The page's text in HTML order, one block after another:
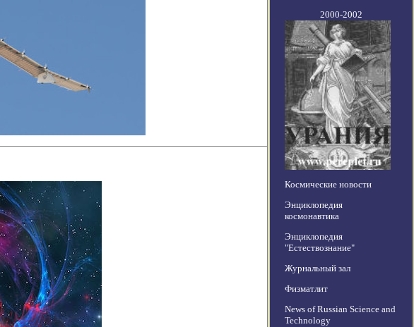
2000-2002
Космические новости
Энциклопедия
космонавтика
Энциклопедия
"Естествознание"
Журнальный зал
Физматлит
News of Russian Science and
Technology